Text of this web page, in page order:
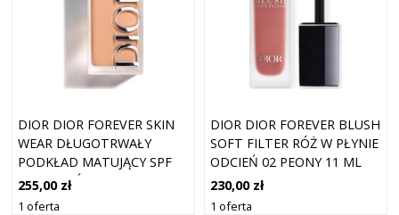
DIOR DIOR FOREVER SKIN
WEAR DŁUGOTRWAŁY
PODKŁAD MATUJĄCY SPF
20 ODCIEŃ 3 WARM PEACH
30 ML
255,00 zł
1 oferta
DIOR DIOR FOREVER BLUSH
SOFT FILTER RÓŻ W PŁYNIE
ODCIEŃ 02 PEONY 11 ML
230,00 zł
1 oferta